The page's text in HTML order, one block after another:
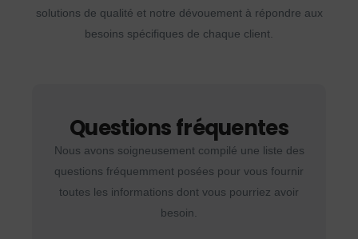
solutions de qualité et notre dévouement à répondre aux
besoins spécifiques de chaque client.
Questions fréquentes
Nous avons soigneusement compilé une liste des
questions fréquemment posées pour vous fournir
toutes les informations dont vous pourriez avoir
besoin.